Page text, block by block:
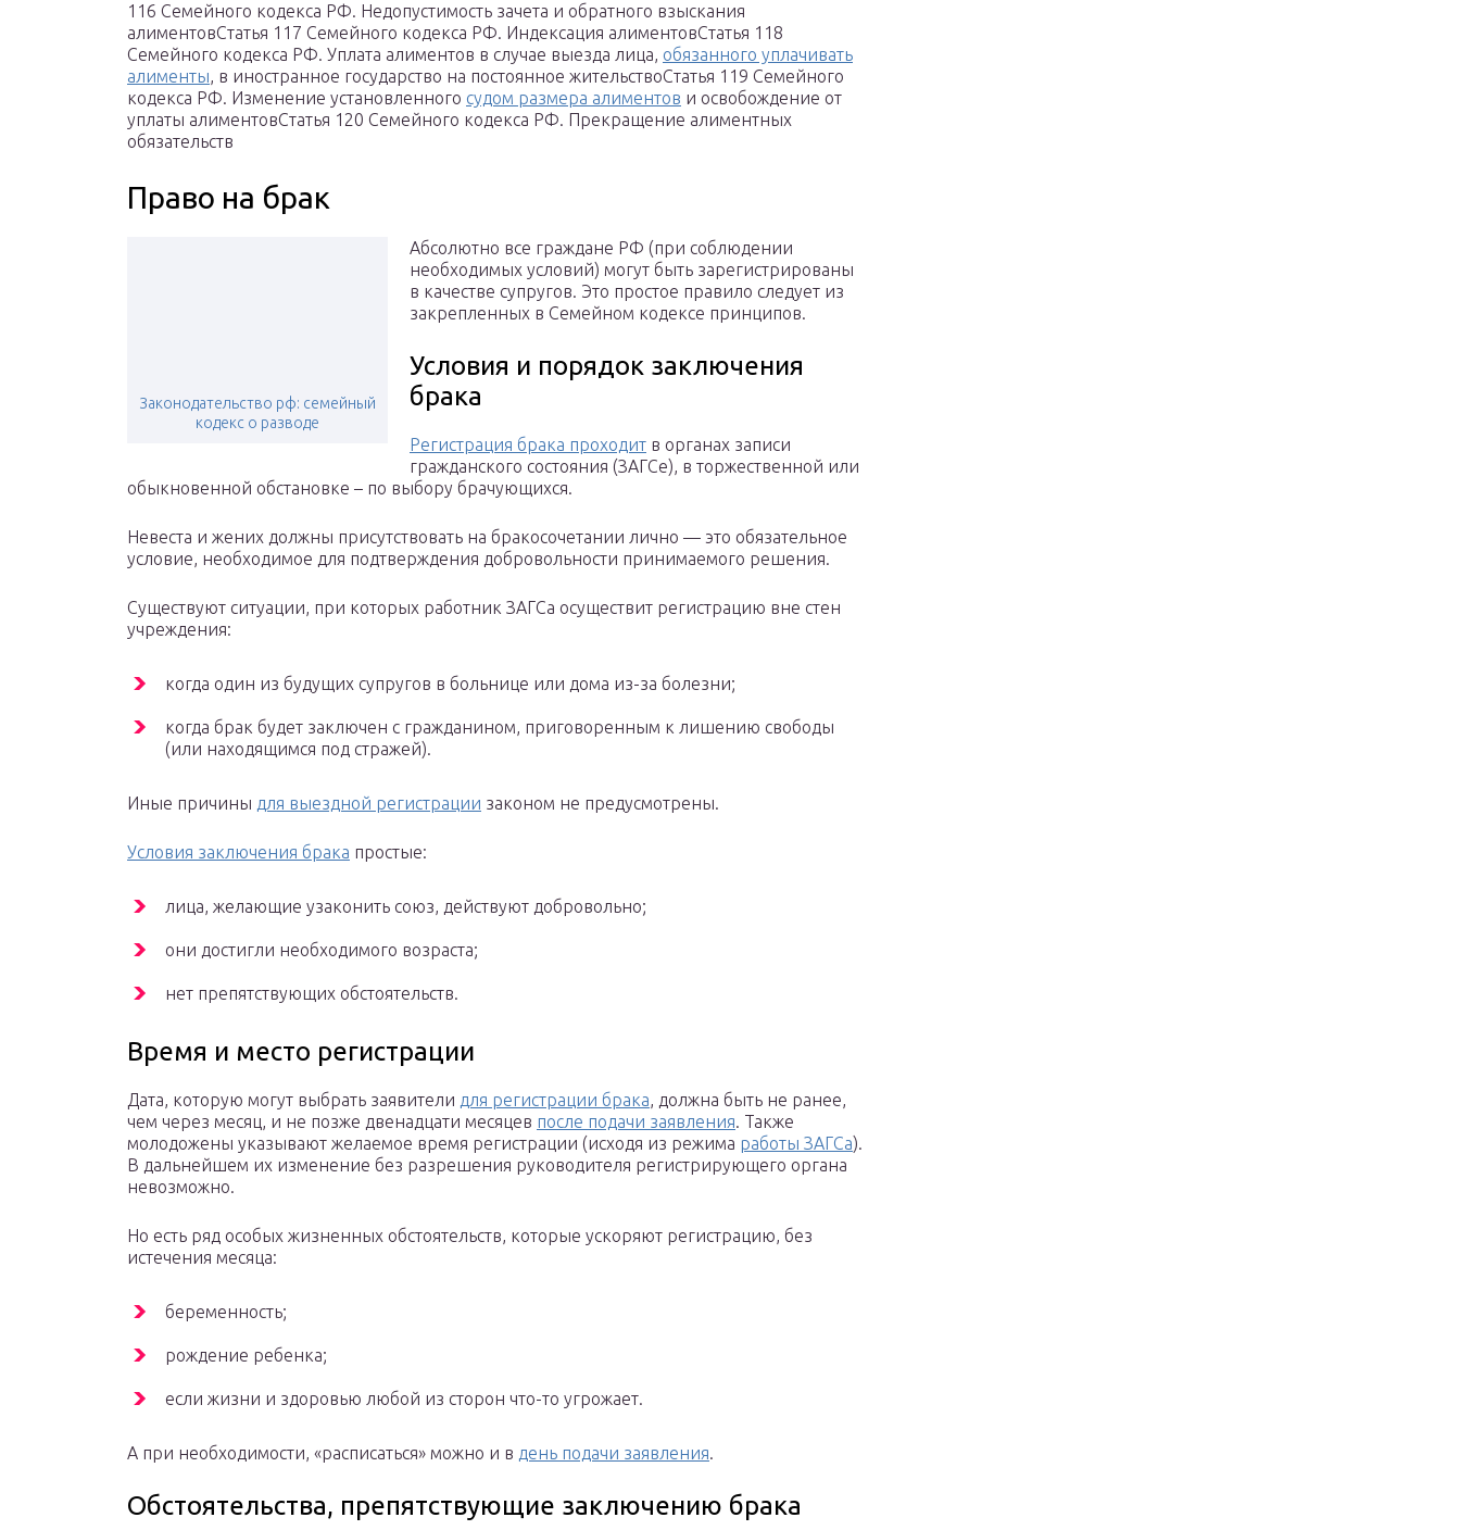
116 Семейного кодекса РФ. Недопустимость зачета и обратного взыскания
алиментовСтатья 117 Семейного кодекса РФ. Индексация алиментовСтатья 118
Семейного кодекса РФ. Уплата алиментов в случае выезда лица, обязанного уплачивать
алименты, в иностранное государство на постоянное жительствоСтатья 119 Семейного
кодекса РФ. Изменение установленного судом размера алиментов и освобождение от
уплаты алиментовСтатья 120 Семейного кодекса РФ. Прекращение алиментных
обязательств
Право на брак
Законодательство рф: семейный
кодекс о разводе
Абсолютно все граждане РФ (при соблюдении
необходимых условий) могут быть зарегистрированы
в качестве супругов. Это простое правило следует из
закрепленных в Семейном кодексе принципов.
Условия и порядок заключения
брака
Регистрация брака проходит в органах записи
гражданского состояния (ЗАГСе), в торжественной или
обыкновенной обстановке – по выбору брачующихся.
Невеста и жених должны присутствовать на бракосочетании лично — это обязательное
условие, необходимое для подтверждения добровольности принимаемого решения.
Существуют ситуации, при которых работник ЗАГСа осуществит регистрацию вне стен
учреждения:
когда один из будущих супругов в больнице или дома из-за болезни;
когда брак будет заключен с гражданином, приговоренным к лишению свободы
(или находящимся под стражей).
Иные причины для выездной регистрации законом не предусмотрены.
Условия заключения брака простые:
лица, желающие узаконить союз, действуют добровольно;
они достигли необходимого возраста;
нет препятствующих обстоятельств.
Время и место регистрации
Дата, которую могут выбрать заявители для регистрации брака, должна быть не ранее,
чем через месяц, и не позже двенадцати месяцев после подачи заявления. Также
молодожены указывают желаемое время регистрации (исходя из режима работы ЗАГСа).
В дальнейшем их изменение без разрешения руководителя регистрирующего органа
невозможно.
Но есть ряд особых жизненных обстоятельств, которые ускоряют регистрацию, без
истечения месяца:
беременность;
рождение ребенка;
если жизни и здоровью любой из сторон что-то угрожает.
А при необходимости, «расписаться» можно и в день подачи заявления.
Обстоятельства, препятствующие заключению брака